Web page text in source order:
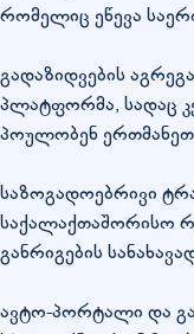
რომელიც ეწევა
გადაზიდვების
პლატფორმა, სადაც
პოულობენ
საზოგადოებრივი
საქალაქთაშორისო
განრიგების
ავტო-პორტალი და